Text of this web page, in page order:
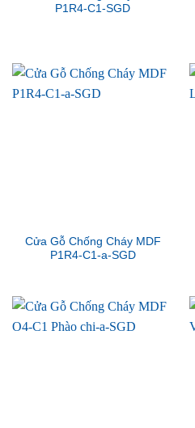
P1R4-C1-SGD
Cửa Gỗ Chống Cháy MDF
P1R4-C1-a-SGD